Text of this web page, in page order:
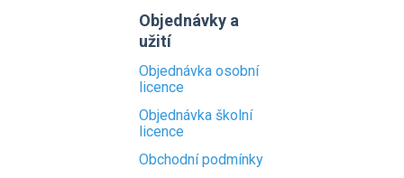
Objednávky a
užití
Objednávka osobní
licence
Objednávka školní
licence
Obchodní podmínky